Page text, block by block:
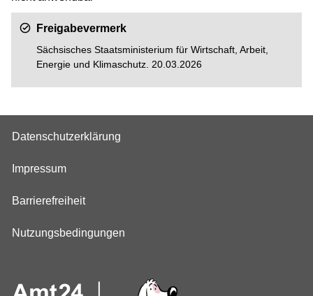
Freigabevermerk
Sächsisches Staatsministerium für Wirtschaft, Arbeit,
Energie und Klimaschutz . 20.03.2026
Datenschutzerklärung
Impressum
Barrierefreiheit
Nutzungsbedingungen